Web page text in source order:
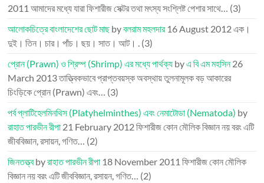
2011 আমাদের মধ্যে যারা ফিশারীজ সেক্টর তথা মৎস্য সংশ্লিষ্ট পেশার সাথে… (3)
আলোকচিত্রে বাংলাদেশের ছোট মাছbyবলরাম মহলদার 16 August 2012এক।
দুই। তিন। চার। পাঁচ। ছয়। সাত। আট। . (3)
প্রোন (Prawn) ও শ্রিম্প (Shrimp) এর মধ্যে পার্থক্য byএ বি এম মহসিন26
March 2013তাত্ত্বিকভাবে প্রাপ্তবয়স্ক অবস্থায় তুলনামূলক বড় আকারের
চিংড়িকে প্রোন (Prawn) এবং… (3)
পর্ব প্লাটিহেলমিনথিস (Platyhelminthes) এবং নেমাটোডা (Nematoda) by
রাহাত পারভীন রীপা 21 February 2012ফিশারীজ কোন মৌলিক বিজ্ঞান নয় বরং এটি
জীববিজ্ঞান, রসায়ন, গণিত… (2)
জিনতত্ত্বbyরাহাত পারভীন রীপা 18 November 2011 ফিশারীজ কোন মৌলিক
বিজ্ঞান নয় বরং এটি জীববিজ্ঞান, রসায়ন, গণিত… (2)